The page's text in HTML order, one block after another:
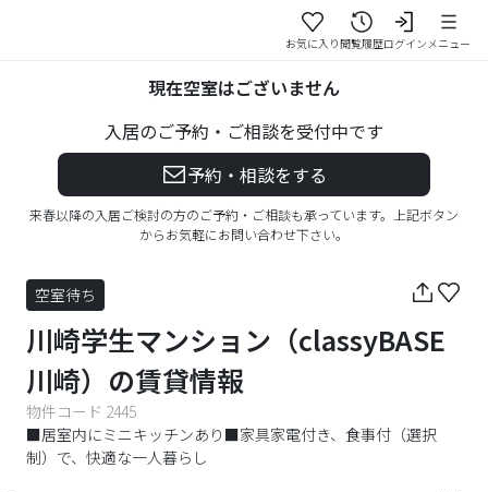
お気に入り閲覧履歴ログインメニュー
現在空室はございません
入居のご予約・ご相談を受付中です
予約・相談をする
来春以降の入居ご検討の方のご予約・ご相談も承っています。上記ボタン
からお気軽にお問い合わせ下さい。
空室待ち
川崎学生マンション（classyBASE
川崎） の賃貸情報
物件コード 2445
■居室内にミニキッチンあり■家具家電付き、食事付（選択
制）で、快適な一人暮らし